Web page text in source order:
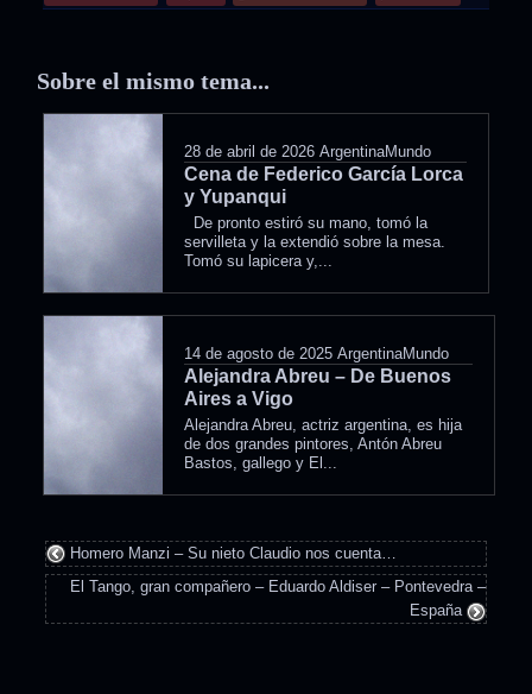
in
Sobre el mismo tema...
28 de abril de 2026 ArgentinaMundo
Cena de Federico García Lorca
y Yupanqui
De pronto estiró su mano, tomó la
servilleta y la extendió sobre la mesa.
Tomó su lapicera y,...
14 de agosto de 2025 ArgentinaMundo
Alejandra Abreu – De Buenos
Aires a Vigo
Alejandra Abreu, actriz argentina, es hija
de dos grandes pintores, Antón Abreu
Bastos, gallego y El...
Homero Manzi – Su nieto Claudio nos cuenta…
El Tango, gran compañero – Eduardo Aldiser – Pontevedra –
España